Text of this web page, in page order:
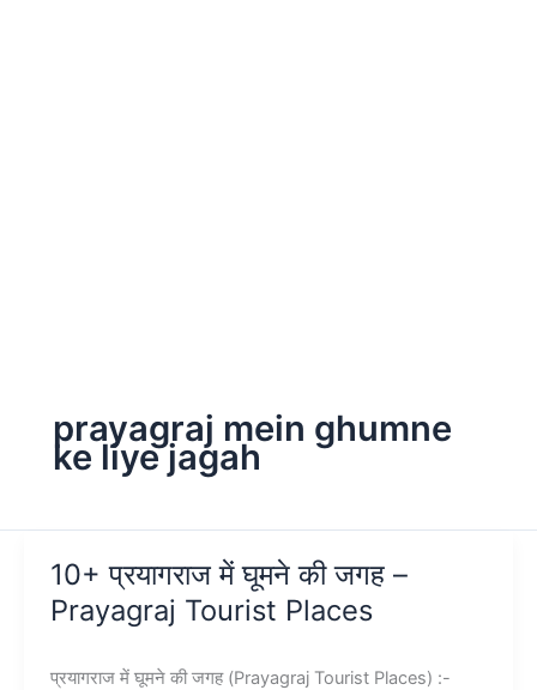
prayagraj mein ghumne
ke liye jagah
10+ प्रयागराज में घूमने की जगह –
Prayagraj Tourist Places
प्रयागराज में घूमने की जगह (Prayagraj Tourist Places) :-